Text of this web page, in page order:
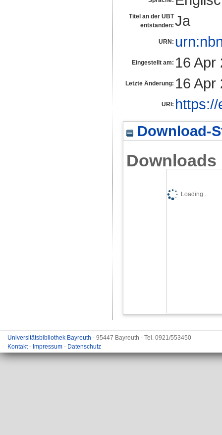
Titel an der UBT
entstanden: Ja
URN:
Eingestellt am: 16 Apr
Letzte Änderung: 16 Apr
URI:
Download-
Downloads
Loading...
Universitätsbibliothek Bayreuth - 95447 Bayreuth - Tel. 0921/553450
Kontakt- Impressum - Datenschutz